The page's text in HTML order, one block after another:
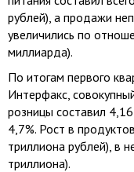
рублей), а продажи
увеличились по
миллиарда).
По итогам первого
Интерфакс,
розницы составил
4,7%. Рост в
триллиона рублей), в
триллиона).